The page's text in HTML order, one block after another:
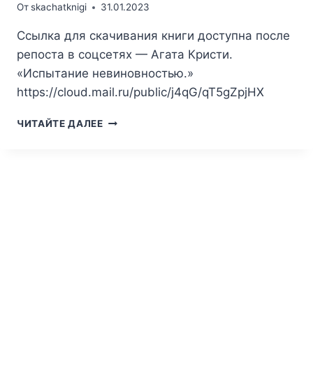
Отskachatknigi 31.01.2023
Ссылка для скачивания книги доступна после
репоста в соцсетях — Агата Кристи.
«Испытание невиновностью.»
https://cloud.mail.ru/public/j4qG/qT5gZpjHX
ЧИТАЙТЕ ДАЛЕЕ АГАТА